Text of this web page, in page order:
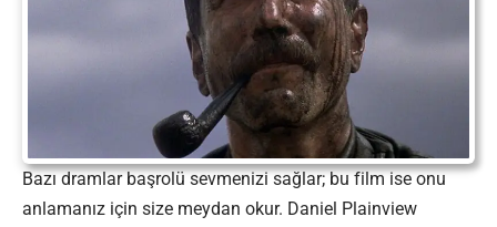
Bazı dramlar başrolü sevmenizi sağlar; bu film ise onu
anlamanız için size meydan okur. Daniel Plainview